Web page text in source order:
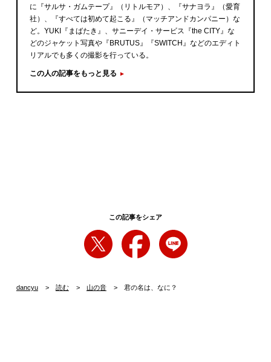
に『サルサ・ガムテープ』（リトルモア）、『サナヨラ』（愛育
社）、『すべては初めて起こる』（マッチアンドカンパニー）な
ど。YUKI『まばたき』、サニーデイ・サービス『the CITY』な
どのジャケット写真や『BRUTUS』『SWITCH』などのエディト
リアルでも多くの撮影を行っている。
この人の記事をもっと見る
この記事をシェア
dancyu 読む 山の音 君の名は、なに？